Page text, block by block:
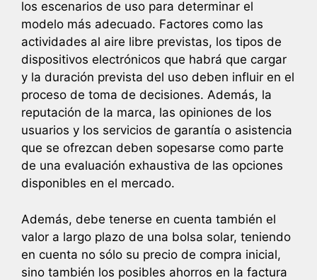
los escenarios de uso para determinar el
modelo más adecuado. Factores como las
actividades al aire libre previstas, los tipos de
dispositivos electrónicos que habrá que cargar
y la duración prevista del uso deben influir en el
proceso de toma de decisiones. Además, la
reputación de la marca, las opiniones de los
usuarios y los servicios de garantía o asistencia
que se ofrezcan deben sopesarse como parte
de una evaluación exhaustiva de las opciones
disponibles en el mercado.
Además, debe tenerse en cuenta también el
valor a largo plazo de una bolsa solar, teniendo
en cuenta no sólo su precio de compra inicial,
sino también los posibles ahorros en la factura